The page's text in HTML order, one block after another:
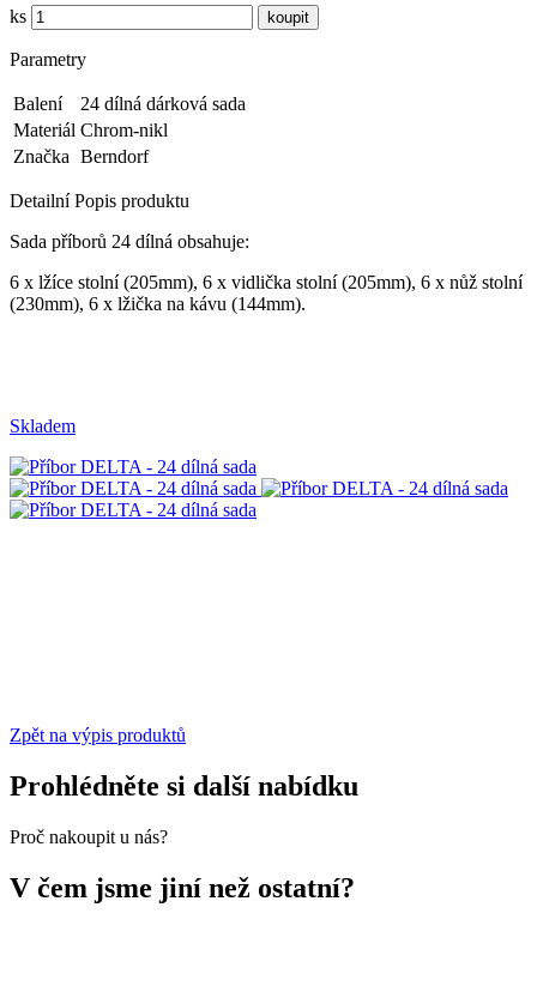
ks
Parametry
Balení
24 dílná dárková sada
Materiál Chrom-nikl
Značka Berndorf
Detailní Popis produktu
Sada příborů 24 dílná obsahuje:
6 x lžíce stolní (205mm), 6 x vidlička stolní (205mm), 6 x nůž stolní
(230mm), 6 x lžička na kávu (144mm).
Skladem
Zpět na výpis produktů
Prohlédněte si další nabídku
Proč nakoupit u nás?
V čem jsme jiní než ostatní?